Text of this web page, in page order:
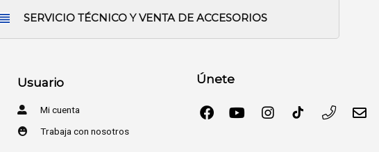
SERVICIO TÉCNICO Y VENTA DE ACCESORIOS
Usuario
Mi cuenta
Trabaja con nosotros
Únete